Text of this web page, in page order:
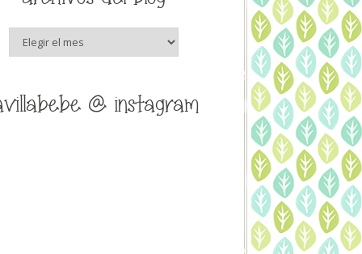
archivos
@ instagram